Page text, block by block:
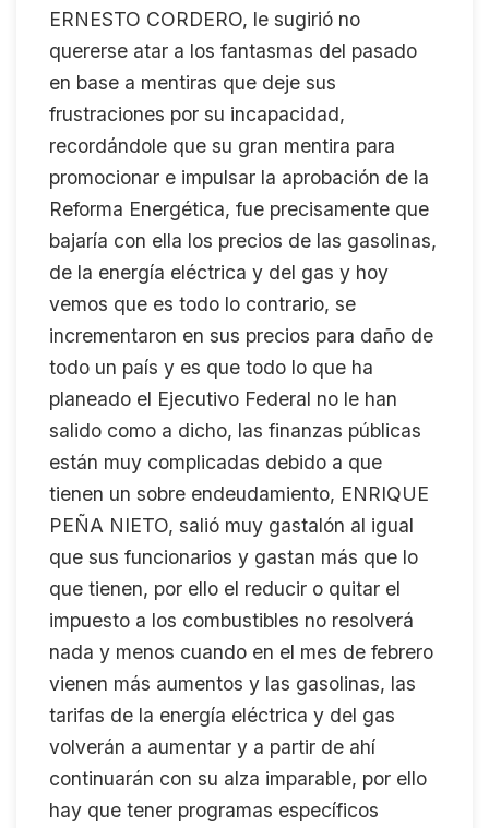
ERNESTO CORDERO, le sugirió no
quererse atar a los fantasmas del pasado
en base a mentiras que deje sus
frustraciones por su incapacidad,
recordándole que su gran mentira para
promocionar e impulsar la aprobación de la
Reforma Energética, fue precisamente que
bajaría con ella los precios de las gasolinas,
de la energía eléctrica y del gas y hoy
vemos que es todo lo contrario, se
incrementaron en sus precios para daño de
todo un país y es que todo lo que ha
planeado el Ejecutivo Federal no le han
salido como a dicho, las finanzas públicas
están muy complicadas debido a que
tienen un sobre endeudamiento, ENRIQUE
PEÑA NIETO, salió muy gastalón al igual
que sus funcionarios y gastan más que lo
que tienen, por ello el reducir o quitar el
impuesto a los combustibles no resolverá
nada y menos cuando en el mes de febrero
vienen más aumentos y las gasolinas, las
tarifas de la energía eléctrica y del gas
volverán a aumentar y a partir de ahí
continuarán con su alza imparable, por ello
hay que tener programas específicos